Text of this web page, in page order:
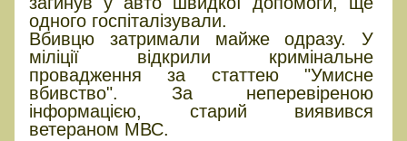
одного госпіталізували.
Вбивцю затримали майже одразу. У
міліції відкрили кримінальне
провадження за статтею "Умисне
вбивство". За неперевіреною
інформацією, старий виявився
ветераном МВС.